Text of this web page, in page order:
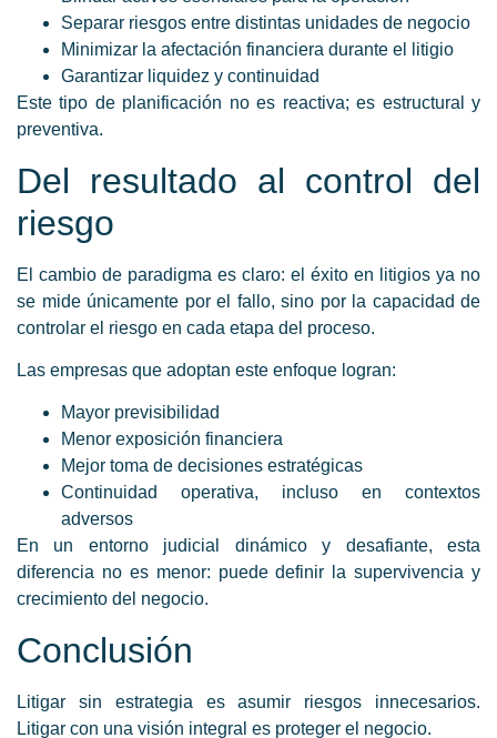
Separar riesgos entre distintas unidades de negocio
Minimizar la afectación financiera durante el litigio
Garantizar liquidez y continuidad
Este tipo de planificación no es reactiva; es estructural y
preventiva.
Del resultado al control del
riesgo
El cambio de paradigma es claro: el éxito en litigios ya no
se mide únicamente por el fallo, sino por la capacidad de
controlar el riesgo en cada etapa del proceso.
Las empresas que adoptan este enfoque logran:
Mayor previsibilidad
Menor exposición financiera
Mejor toma de decisiones estratégicas
Continuidad operativa, incluso en contextos
adversos
En un entorno judicial dinámico y desafiante, esta
diferencia no es menor: puede definir la supervivencia y
crecimiento del negocio.
Conclusión
Litigar sin estrategia es asumir riesgos innecesarios.
Litigar con una visión integral es proteger el negocio.